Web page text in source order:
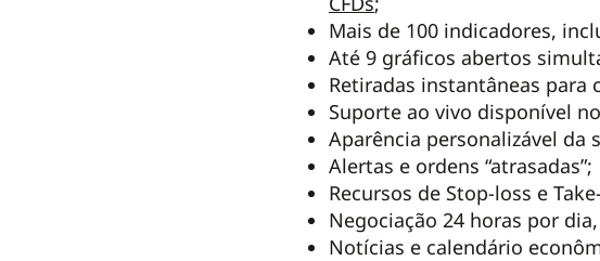
Mais de 100 indicadores,
Até 9 gráficos abertos
Retiradas instantâneas para
Suporte ao vivo disponível
Aparência personalizável da
Alertas e ordens “atrasadas”;
Recursos de Stop-loss e
Negociação 24 horas por
Notícias e calendário